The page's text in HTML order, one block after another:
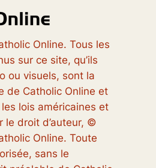
Online. Tous les
sur ce site, qu’ils
ou visuels, sont la
de Catholic Online et
lois américaines et
le droit d’auteur, ©
Online. Toute
sans le